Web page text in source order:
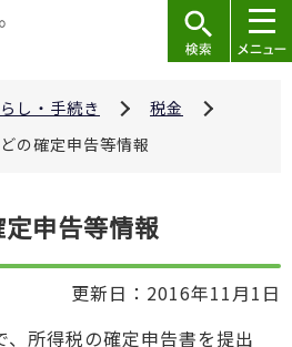
し・手続き
税金
の確定申告等情報
申告等情報
更新日：2016年11月1日
所得税の確定申告書を提出